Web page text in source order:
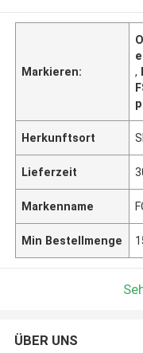
Markieren:
e
,
Herkunftsort
Lieferzeit
Markenname
Min Bestellmenge
ÜBER UNS